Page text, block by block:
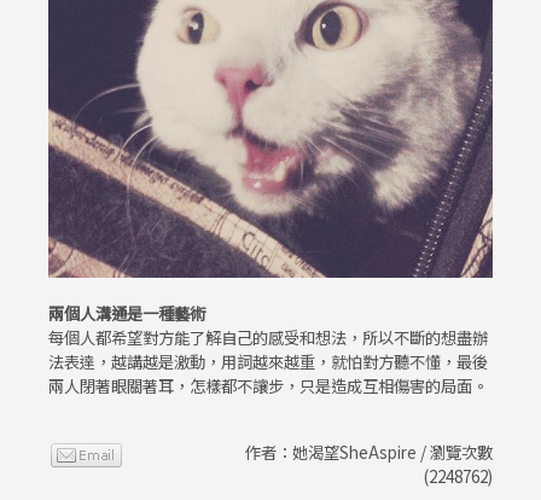
兩個人溝通是一種藝術
每個人都希望對方能了解自己的感受和想法，所以不斷的想盡辦
法表達，越講越是激動，用詞越來越重，就怕對方聽不懂，最後
兩人閉著眼關著耳，怎樣都不讓步，只是造成互相傷害的局面。
作者：她渴望SheAspire / 瀏覽次數
(2248762)